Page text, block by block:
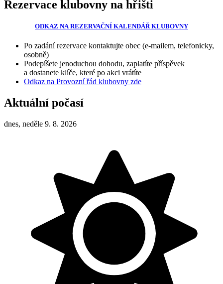
Rezervace klubovny na hřišti
ODKAZ NA REZERVAČNÍ KALENDÁŘ KLUBOVNY
Po zadání rezervace kontaktujte obec (e-mailem, telefonicky,
osobně)
Podepíšete jenoduchou dohodu, zaplatíte příspěvek
a dostanete klíče, které po akci vrátíte
Odkaz na Provozní řád klubovny zde
Aktuální počasí
dnes, neděle 9. 8. 2026